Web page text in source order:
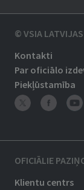
© VSIA
Kontakti
Par oficiālo
Piekļūstamība
OFICIĀLIE
Klientu centrs